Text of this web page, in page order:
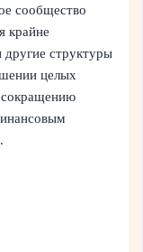
сообщество
крайне
структуры
целых
сокращению